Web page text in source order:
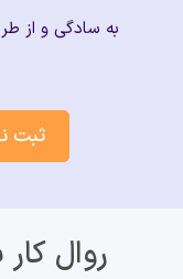
به سادگی و از
ثبت
روال